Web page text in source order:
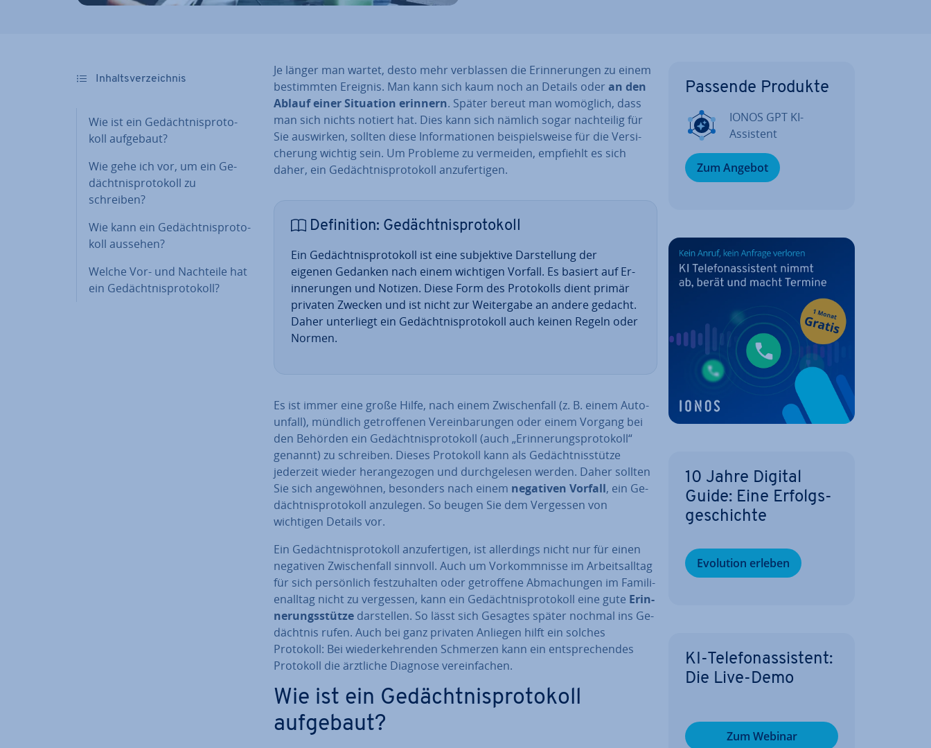
In­halts­ver­zeich­nis
Wie ist ein Ge­dächt­nis­pro­to­
koll aufgebaut?
Wie gehe ich vor, um ein Ge­
dächt­nis­pro­to­koll zu
schreiben?
Wie kann ein Ge­dächt­nis­pro­to­
koll aussehen?
Welche Vor- und Nachteile hat
ein Ge­dächt­nis­pro­to­koll?
Je länger man wartet, desto mehr ver­blas­sen die Er­in­ne­run­gen zu einem
be­stimm­ten Ereignis. Man kann sich kaum noch an Details oder an den
Ablauf einer Situation erinnern. Später bereut man womöglich, dass
man sich nichts notiert hat. Dies kann sich nämlich sogar nach­tei­lig für
Sie auswirken, sollten diese In­for­ma­tio­nen bei­spiels­wei­se für die Ver­si­
che­rung wichtig sein. Um Probleme zu vermeiden, empfiehlt es sich
daher, ein Ge­dächt­nis­pro­to­koll an­zu­fer­ti­gen.
De­fi­ni­ti­on: Ge­dächt­nis­pro­to­koll
Ein Ge­dächt­nis­pro­to­koll ist eine sub­jek­ti­ve Dar­stel­lung der
eigenen Gedanken nach einem wichtigen Vorfall. Es basiert auf Er­
in­ne­run­gen und Notizen. Diese Form des Pro­to­kolls dient primär
privaten Zwecken und ist nicht zur Wei­ter­ga­be an andere gedacht.
Daher un­ter­liegt ein Ge­dächt­nis­pro­to­koll auch keinen Regeln oder
Normen.
Es ist immer eine große Hilfe, nach einem Zwi­schen­fall (z. B. einem Au­to­
un­fall), mündlich ge­trof­fe­nen Ver­ein­ba­run­gen oder einem Vorgang bei
den Behörden ein Ge­dächt­nis­pro­to­koll (auch „Er­in­ne­rungs­pro­to­koll“
genannt) zu schreiben. Dieses Protokoll kann als Ge­dächt­nis­stüt­ze
jederzeit wieder her­an­ge­zo­gen und durch­ge­le­sen werden. Daher sollten
Sie sich an­ge­wöh­nen, besonders nach einem negativen Vorfall, ein Ge­
dächt­nis­pro­to­koll anzulegen. So beugen Sie dem Vergessen von
wichtigen Details vor.
Ein Ge­dächt­nis­pro­to­koll an­zu­fer­ti­gen, ist al­ler­dings nicht nur für einen
negativen Zwi­schen­fall sinnvoll. Auch um Vor­komm­nis­se im Ar­beits­all­tag
für sich per­sön­lich fest­zu­hal­ten oder ge­trof­fe­ne Ab­ma­chun­gen im Fa­mi­li­
en­all­tag nicht zu vergessen, kann ein Ge­dächt­nis­pro­to­koll eine gute Er­in­
ne­rungs­stüt­ze dar­stel­len. So lässt sich Gesagtes später nochmal ins Ge­
dächt­nis rufen. Auch bei ganz privaten Anliegen hilft ein solches
Protokoll: Bei wie­der­keh­ren­den Schmerzen kann ein ent­spre­chen­des
Protokoll die ärztliche Diagnose ver­ein­fa­chen.
Wie ist ein Ge­dächt­nis­pro­to­koll
aufgebaut?
Passende Produkte
IONOS GPT KI-
Assistent
Zum Angebot
10 Jahre Digital
Guide: Eine Er­folgs­
ge­schich­te
Evolution erleben
KI-Te­le­fon­as­sis­tent:
Die Live-Demo
Zum Webinar